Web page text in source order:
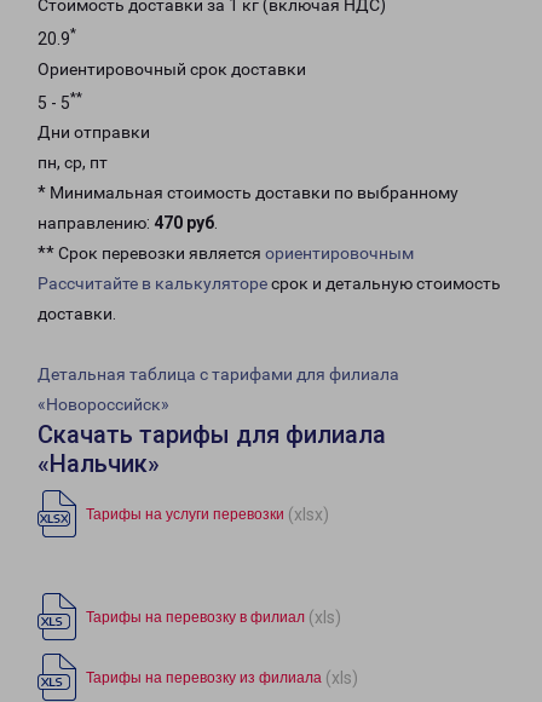
Стоимость доставки за 1 кг (включая НДС)
20.9*
Ориентировочный срок доставки
5 - 5**
Дни отправки
пн, ср, пт
* Минимальная стоимость доставки по выбранному
направлению: 470 руб.
** Срок перевозки является ориентировочным
Рассчитайте в калькуляторесрок и детальную стоимость
доставки.
Детальная таблица с тарифами для филиала
«Новороссийск»
Скачать тарифы для филиала
«Нальчик»
Тарифы на услуги перевозки (xlsx)
Тарифы на перевозку в филиал (xls)
Тарифы на перевозку из филиала (xls)